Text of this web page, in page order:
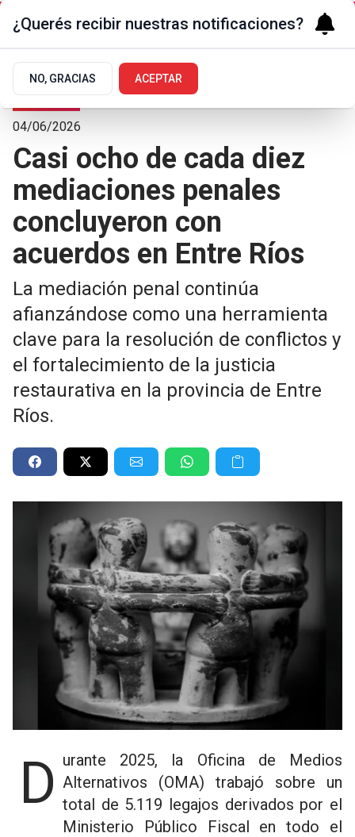
Judiciales
04/06/2026
Casi ocho de cada diez
mediaciones penales
concluyeron con
acuerdos en Entre Ríos
La mediación penal continúa
afianzándose como una herramienta
clave para la resolución de conflictos y
el fortalecimiento de la justicia
restaurativa en la provincia de Entre
Ríos.
Durante 2025, la Oficina de Medios Alternativos (OMA) trabajó sobre un
total de 5.119 legajos derivados por el
Ministerio Público Fiscal en todo el
¿Querés recibir nuestras notificaciones?
NO, GRACIAS ACEPTAR